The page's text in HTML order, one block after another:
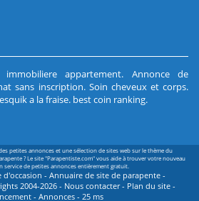
immobiliere appartement. Annonce de
sans inscription. Soin cheveux et corps.
a la fraise. best coin ranking.
petites annonces et une sélection de sites web sur le thème du
? Le site "Parapentiste.com" vous aide à trouver votre nouveau
service de petites annonces entièrement gratuit.
- Annuaire de site de parapente -
2004-2026 - Nous contacter- Plan du site-
- Annonces- 25 ms